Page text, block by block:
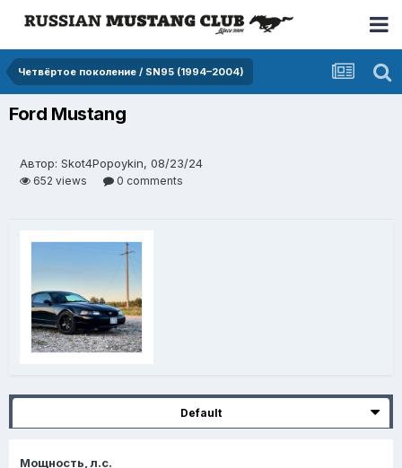
Четвёртое поколение / SN95 (1994–2004)
Ford Mustang
Автор: Skot4Popoykin, 08/23/24
652 views 0 comments
Default
Мощность, л.с.